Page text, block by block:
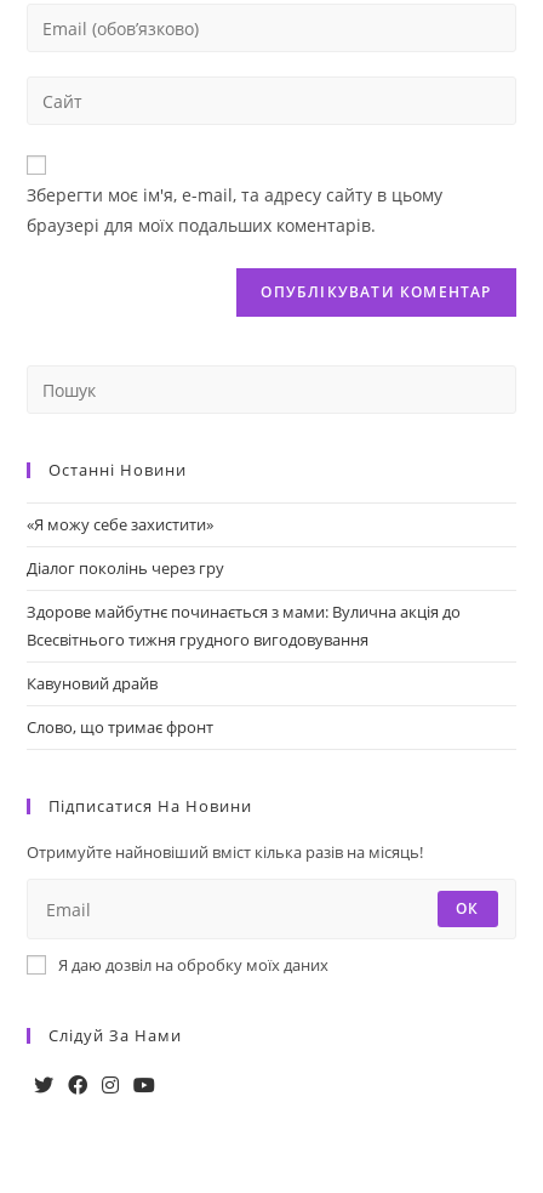
Зберегти моє ім'я, e-mail, та адресу сайту в цьому
браузері для моїх подальших коментарів.
Останні Новини
«Я можу себе захистити»
Діалог поколінь через гру
Здорове майбутнє починається з мами: Вулична акція до
Всесвітнього тижня грудного вигодовування
Кавуновий драйв
Слово, що тримає фронт
Підписатися На Новини
Отримуйте найновіший вміст кілька разів на місяць!
ОК
Я даю дозвіл на обробку моїх даних
Слідуй За Нами